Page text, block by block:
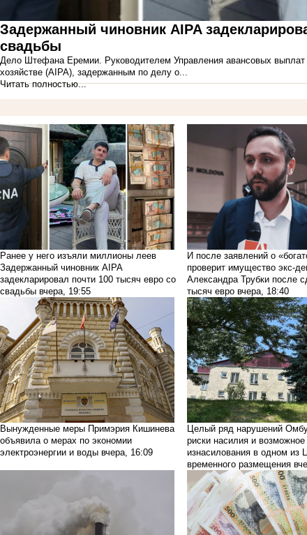
Задержанный чиновник AIPA
свадьбы
Дело Штефана Еремии. Руководителем Управления авансовых выплат
хозяйстве (AIPA), задержанным по делу о...
Читать полностью...
Ранее у него изъяли миллионы леев
Задержанный чиновник AIPA
задекларировал почти 100 тысяч евро со
свадьбы вчера, 19:55
И после заявлений о
проверит имущество экс-
Александра Трубки после
тысяч евро вчера, 18:40
Вынужденные меры Примэрия Кишинева
объявила о мерах по экономии
электроэнергии и воды вчера, 16:09
Целый ряд нарушений
риски насилия и возможное
изнасилования в одном из
временного размещения